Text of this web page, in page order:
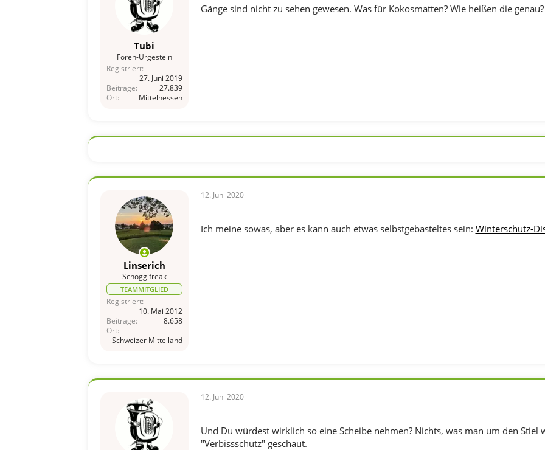
Tubi
Foren-Urgestein
Registriert
27. Juni 2019
Beiträge
27.839
Ort
Mittelhessen
Gänge sind nicht zu sehen gewesen. Was für Kokosmatten? Wie heißen die genau?
Linserich
Schoggifreak
TEAMMITGLIED
Registriert
10. Mai 2012
Beiträge
8.658
Ort
Schweizer Mittelland
12. Juni 2020
Ich meine sowas, aber es kann auch etwas selbstgebasteltes sein: Winterschutz-
12. Juni 2020
Und Du würdest wirklich so eine Scheibe nehmen? Nichts, was man um den Stiel
"Verbissschutz" geschaut.